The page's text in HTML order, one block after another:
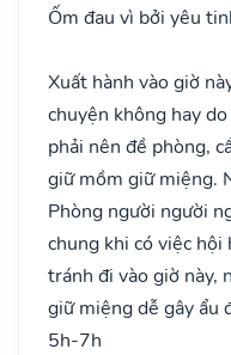
Ốm đau vì bởi yêu
Xuất hành vào giờ
chuyện không hay
phải nên đề phòng,
giữ mồm giữ miệng.
Phòng người người
chung khi có việc
tránh đi vào giờ này,
giữ miệng dễ gây ẩu
5h-7h